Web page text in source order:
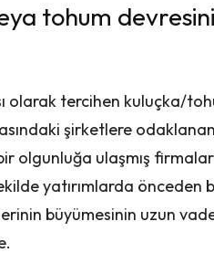
tohum
olarak tercihen kuluçka/
şirketlere
olgunluğa ulaşmış
yatırımlarda önceden
büyümesinin uzun